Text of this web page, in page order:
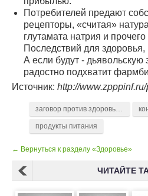
Потребителей предают
рецепторы, «считая»
глутамата натрия и
Последствий для здоровья,
А если будут -
радостно подхватит
Источник: http://
продукты питания
← Вернуться к разделу «Здоровье»
ЧИТАЙТЕ